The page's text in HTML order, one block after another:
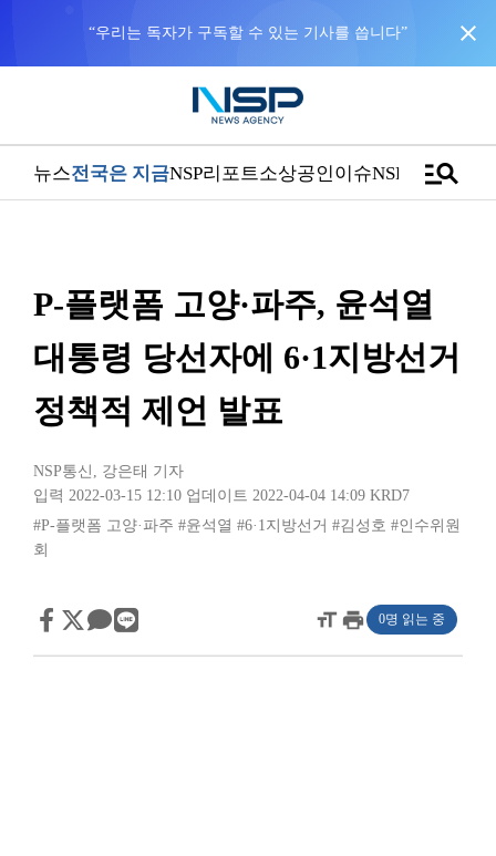
close
뉴스전국은 지금NSP리포트소상공인이슈NSPTVmanage_search
P-플랫폼 고양·파주, 윤석열
대통령 당선자에 6·1지방선거
정책적 제언 발표
NSP통신 , 강은태 기자
입력 2022-03-15 12:10 업데이트 2022-04-04 14:09 KRD7
#P-플랫폼 고양·파주 #윤석열 #6·1지방선거 #김성호 #인수위원
회
format_sizeprint 0명 읽는 중